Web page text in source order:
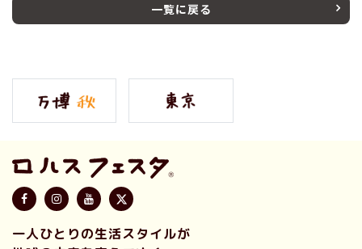
一覧に戻る
一人ひとりの生活スタイルが